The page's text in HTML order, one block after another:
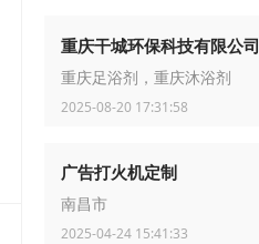
重庆干城环保科技有限公司
重庆足浴剂，重庆沐浴剂
2025-08-20 17:31:58
广告打火机定制
南昌市
2025-04-24 15:41:33